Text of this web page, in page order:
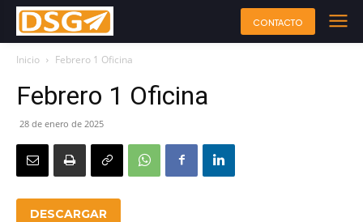
CONTACTO
Inicio Febrero 1 Oficina
Febrero 1 Oficina
28 de enero de 2025
DESCARGAR